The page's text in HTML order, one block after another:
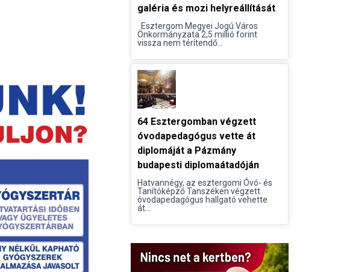
galéria és mozi helyreállítását
Esztergom Megyei Jogú Város
Önkormányzata 2,5 millió forint
vissza nem térítendő...
64 Esztergomban végzett
óvodapedagógus vette át
diplomáját a Pázmány
budapesti diplomaátadóján
Hatvannégy, az esztergomi Óvó- és
Tanítóképző Tanszéken végzett
óvodapedagógus hallgató vehette
át...